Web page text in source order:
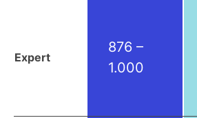
Expert
876 –
1.000